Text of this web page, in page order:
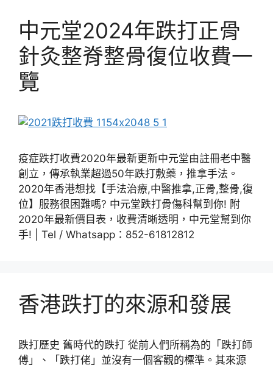
中元堂2024年跌打正骨
針灸整脊整骨復位收費一
覽
疫症跌打收費2020年最新更新中元堂由註冊老中醫
創立，傳承執業超過50年跌打敷藥，推拿手法。
2020年香港想找【手法治療,中醫推拿,正骨,整骨,復
位】服務很困難嗎? 中元堂跌打骨傷科幫到你! 附
2020年最新價目表，收費清晰透明，中元堂幫到你
手! | Tel / Whatsapp：852-61812812
香港跌打的來源和發展
跌打歷史 舊時代的跌打 從前人們所稱為的「跌打師
傅」、「跌打佬」並沒有一個客觀的標準。其來源